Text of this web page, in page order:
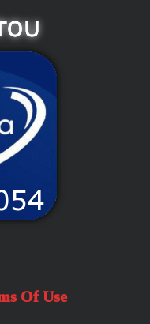
Of Use